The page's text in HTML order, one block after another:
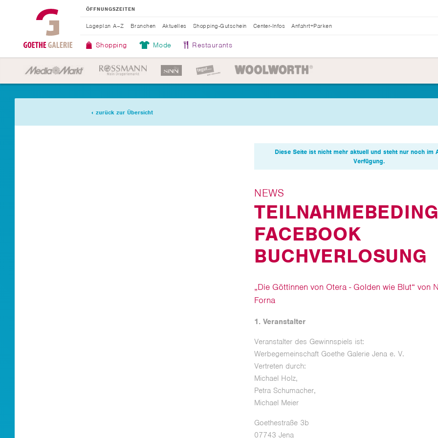
ÖFFNUNGSZEITEN
Shopping Mode Restaurants
Lageplan A–Z Branchen Aktuelles Shopping-Gutschein Center-Infos Anfahrt+Parken
zurück zur Übersicht
Diese Seite ist nicht mehr aktuell und steht nur noch im
Verfügung.
NEWS
FACEBOOK
BUCHVERLOSUNG
„Die Göttinnen von Otera - Golden wie Blut“ von
Forna
1. Veranstalter
Veranstalter des Gewinnspiels ist:
Werbegemeinschaft Goethe Galerie Jena e. V.
Vertreten durch:
Michael Holz,
Petra Schumacher,
Michael Meier
Goethestraße 3b
07743 Jena